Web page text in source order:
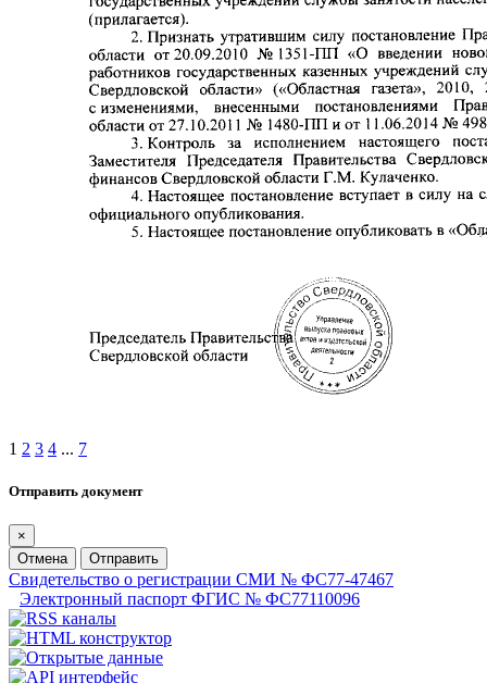
1 2 3 4 ... 7
Отправить документ
×
Отмена
Отправить
Свидетельство о регистрации СМИ № ФС77-47467
Электронный паспорт ФГИС № ФС77110096